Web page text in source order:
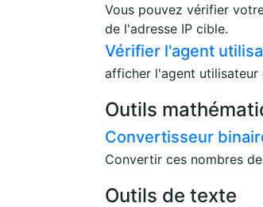
Vous pouvez vérifier
de l'adresse IP cible.
Vérifier l'agent
afficher l'agent
Outils
Convertisseur
Convertir ces nombres
Outils de texte